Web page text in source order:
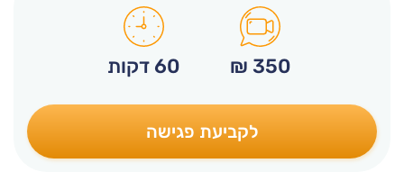
350
₪ 60 דקות
לקביעת פגישה